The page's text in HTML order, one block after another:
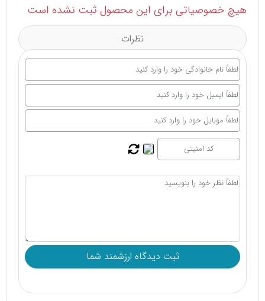
هیچ خصوصیاتی برای این محصول ثبت نشده است
نظرات